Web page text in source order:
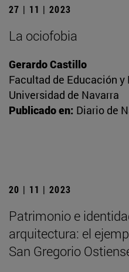
27 | 11 | 2023
La ociofobia
Gerardo Castillo
Facultad de Educación
Universidad de Navarra
Publicado en: Diario de
20 | 11 | 2023
Patrimonio e
arquitectura: el
San Gregorio